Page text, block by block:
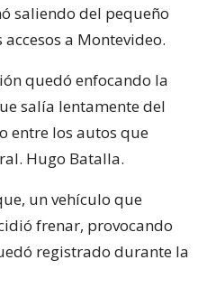
saliendo del pequeño
a Montevideo.
quedó enfocando la
salía lentamente del
entre los autos que
Hugo Batalla.
un vehículo que
frenar, provocando
registrado durante la